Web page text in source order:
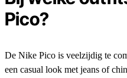
Pico?
De Nike Pico is veelzijdig te
een casual look met jeans of